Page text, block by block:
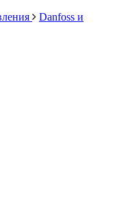
Danfoss и